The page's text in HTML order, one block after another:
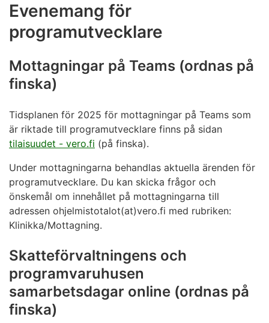
Evenemang för
programutvecklare
Mottagningar på Teams (ordnas på
finska)
Tidsplanen för 2025 för mottagningar på Teams som
är riktade till programutvecklare finns på sidan
tilaisuudet - vero.fi (på finska).
Under mottagningarna behandlas aktuella ärenden för
programutvecklare. Du kan skicka frågor och
önskemål om innehållet på mottagningarna till
adressen ohjelmistotalot(at)vero.fi med rubriken:
Klinikka/Mottagning.
Skatteförvaltningens och
programvaruhusen
samarbetsdagar online (ordnas på
finska)